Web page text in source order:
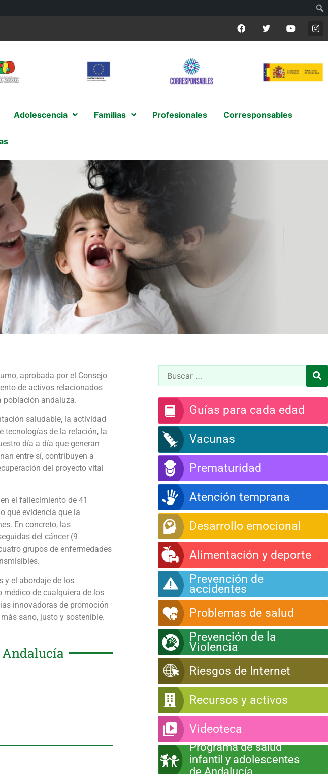
Adolescencia Familias Profesionales Corresponsables
aprobada por el Consejo
de activos relacionados
población andaluza.
saludable, la actividad
tecnologías de la relación, la
día a día que generan
entre sí, contribuyen a
del proyecto vital
el fallecimiento de 41
que evidencia que la
En concreto, las
del cáncer (9
grupos de enfermedades
y el abordaje de los
de cualquiera de los
innovadoras de promoción
sano, justo y sostenible.
Andalucía
Guías para cada edad
Vacunas
Prematuridad
Atención temprana
Desarrollo emocional
Alimentación y deporte
Prevención de
accidentes
Problemas de salud
Prevención de la
Violencia
Riesgos de Internet
Recursos y activos
Videoteca
Programa de salud
infantil y adolescentes
de Andalucía